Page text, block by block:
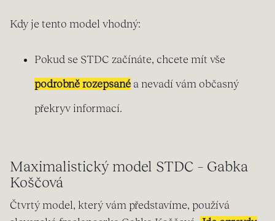
Kdy je tento model vhodný:
Pokud se STDC začínáte, chcete mít vše
podrobně rozepsané a nevadí vám občasný
překryv informací.
Maximalistický model STDC – Gabka
Koščová
Čtvrtý model, který vám představíme, používá